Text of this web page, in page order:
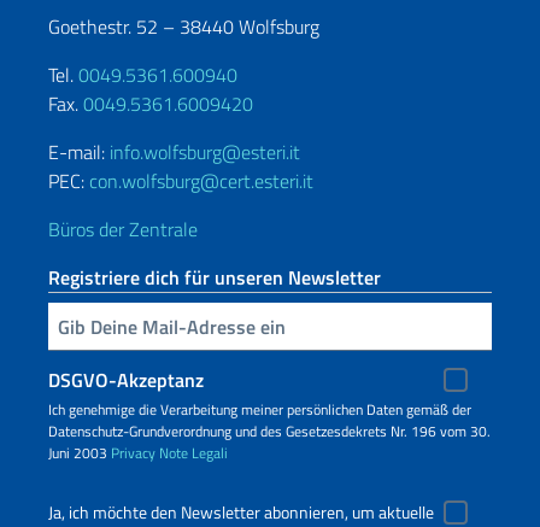
Goethestr. 52 – 38440 Wolfsburg
Tel.0049.5361.600940
Fax.0049.5361.6009420
E-mail: info.wolfsburg@esteri.it
PEC: con.wolfsburg@cert.esteri.it
Büros der Zentrale
Registriere dich für unseren Newsletter
Geben Sie Ihre E-Mail ein
DSGVO-Akzeptanz
Ich genehmige die Verarbeitung meiner persönlichen Daten gemäß der
Datenschutz-Grundverordnung und des Gesetzesdekrets Nr. 196 vom 30.
Juni 2003 Privacy Note Legali
Ja, ich möchte den Newsletter abonnieren, um aktuelle